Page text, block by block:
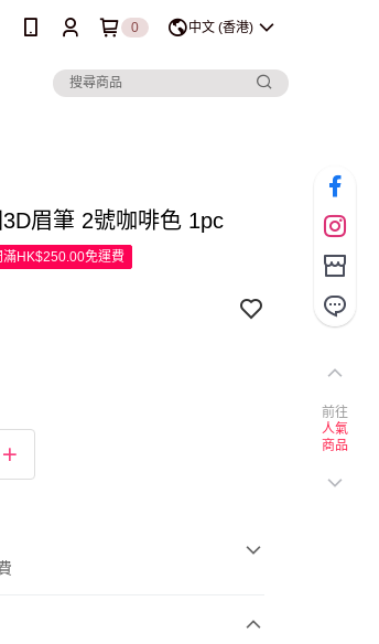
0 中文 (香港)
眉筆 2號咖啡色 1pc
滿HK$250.00免運費
前往
人氣
商品